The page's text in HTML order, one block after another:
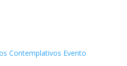
Contemplativos Evento